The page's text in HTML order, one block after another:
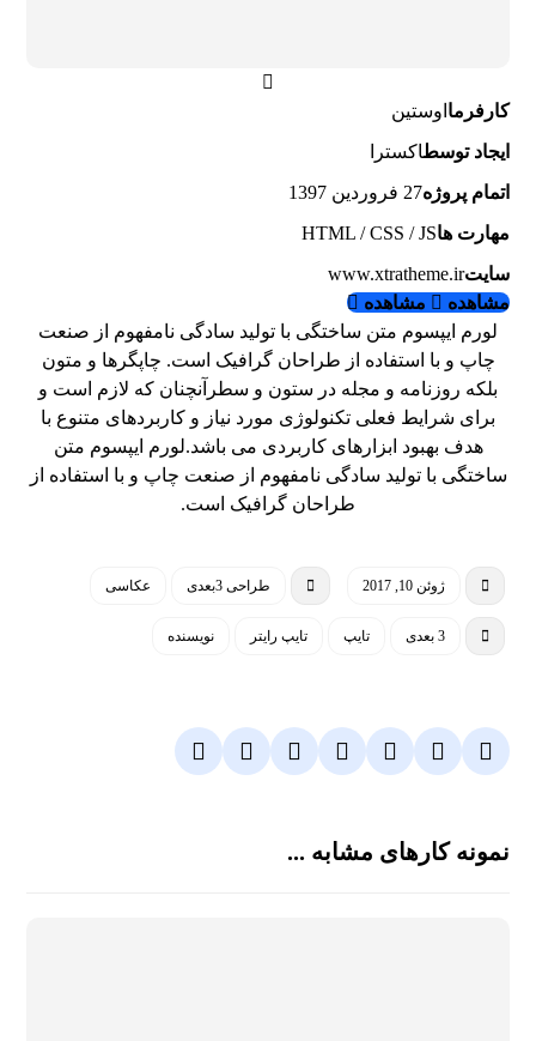
کارفرما اوستین
ایجاد توسطاکسترا
اتمام پروژه27 فروردین 1397
مهارت هاHTML / CSS / JS
سایتwww.xtratheme.ir
مشاهده
مشاهده
لورم ایپسوم متن ساختگی با تولید سادگی نامفهوم از صنعت
چاپ و با استفاده از طراحان گرافیک است. چاپگرها و متون
بلکه روزنامه و مجله در ستون و سطرآنچنان که لازم است و
برای شرایط فعلی تکنولوژی مورد نیاز و کاربردهای متنوع با
هدف بهبود ابزارهای کاربردی می باشد.لورم ایپسوم متن
ساختگی با تولید سادگی نامفهوم از صنعت چاپ و با استفاده از
طراحان گرافیک است.
ژوئن 10, 2017 طراحی 3بعدی عکاسی
3 بعدی تایپ تایپ رایتر نویسنده
نمونه کارهای مشابه ...